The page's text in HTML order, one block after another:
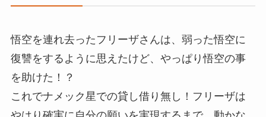
悟空を連れ去ったフリーザさんは、弱った悟空に
復讐をするように思えたけど、やっぱり悟空の事
を助けた！？
これでナメック星での貸し借り無し！フリーザは